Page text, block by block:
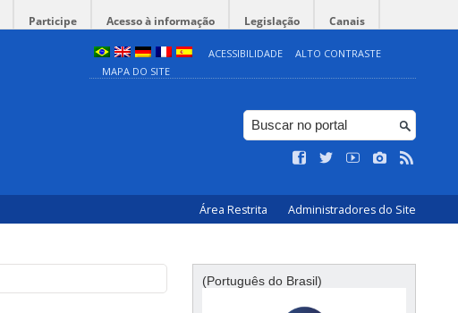
Participe Acesso à informação Legislação Canais
ACESSIBILIDADE
ALTO CONTRASTE
MAPA DO SITE
Área Restrita Administradores do Site
(Português do Brasil)